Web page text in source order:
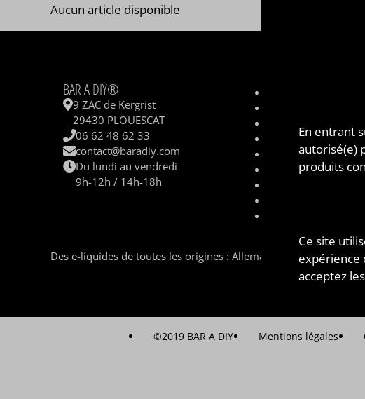
Aucun article disponible
BAR A DIY®
9 ZAC de Kergrist
29430 PLOUESCAT
06 62 48 62 33
contact@baradiy.com
Du lundi au vendredi
9h-12h / 14h-18h
Sel de nicotine /
Qui sommes nous ?
Le concept
Des e-liquides de toutes les origines : Allemagne Angleterre,
©2019 BAR A DIY Mentions légales
En entrant
autorisé(e)
produits
Ce site
expérience
acceptez